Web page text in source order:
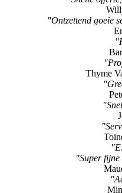
"Ontzettend goeie
Thyme
"Super fijne